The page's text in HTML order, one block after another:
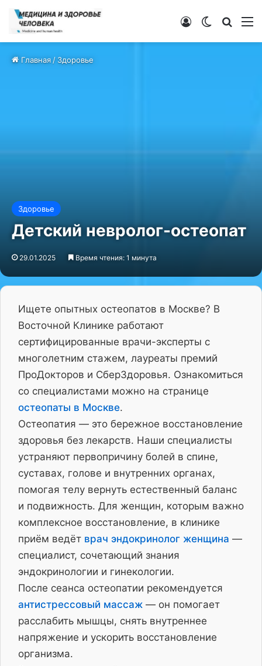
Switch skin
Войти
Главная/ Здоровье
Здоровье
Детский невролог-остеопат
29.01.2025 Время чтения: 1 минута
Ищете опытных остеопатов в Москве? В
Восточной Клинике работают
сертифицированные врачи-эксперты с
многолетним стажем, лауреаты премий
ПроДокторов и СберЗдоровья. Ознакомиться
со специалистами можно на странице
остеопаты в Москве.
Остеопатия — это бережное восстановление
здоровья без лекарств. Наши специалисты
устраняют первопричину болей в спине,
суставах, голове и внутренних органах,
помогая телу вернуть естественный баланс
и подвижность. Для женщин, которым важно
комплексное восстановление, в клинике
приём ведёт врач эндокринолог женщина —
специалист, сочетающий знания
эндокринологии и гинекологии.
После сеанса остеопатии рекомендуется
антистрессовый массаж — он помогает
расслабить мышцы, снять внутреннее
напряжение и ускорить восстановление
организма.